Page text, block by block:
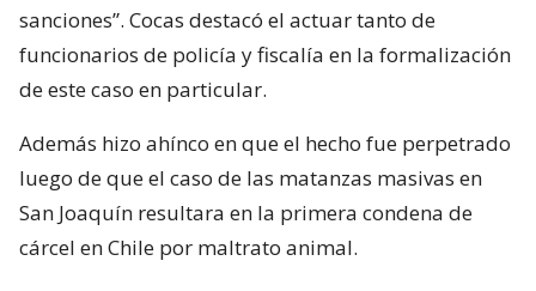
sanciones”. Cocas destacó el actuar tanto de
funcionarios de policía y fiscalía en la formalización
de este caso en particular.
Además hizo ahínco en que el hecho fue perpetrado
luego de que el caso de las matanzas masivas en
San Joaquín resultara en la primera condena de
cárcel en Chile por maltrato animal.